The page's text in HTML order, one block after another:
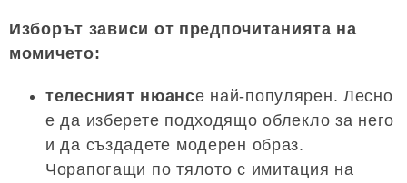
Изборът зависи от предпочитанията на
момичето:
телесният нюансе най-популярен. Лесно
е да изберете подходящо облекло за него
и да създадете модерен образ.
Чорапогащи по тялото с имитация на